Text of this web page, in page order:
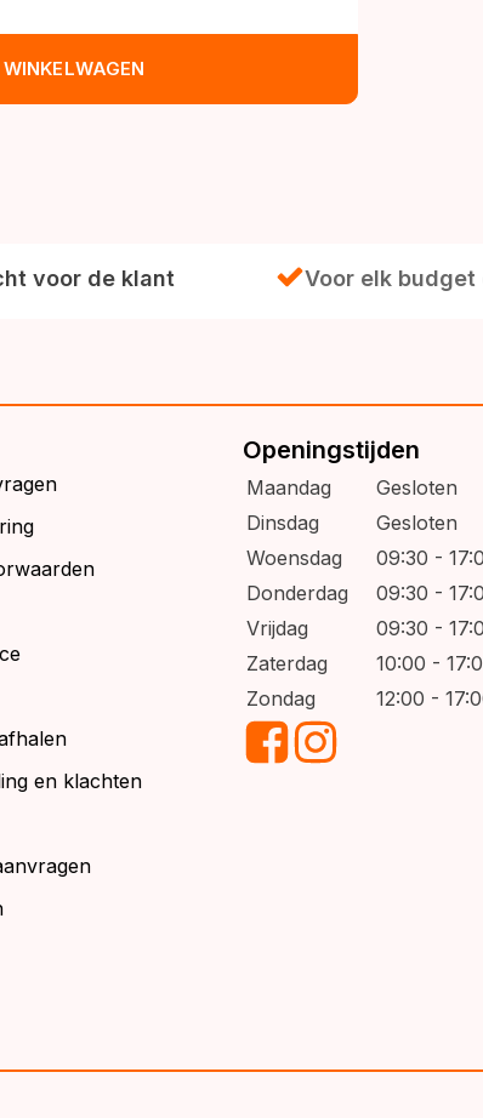
voor de klant Voor elk budget
en klachten
Openingstijden
Maandag
Gesloten
Dinsdag
Gesloten
Woensdag
09:30 -
Donderdag
09:30 -
Vrijdag
09:30 -
Zaterdag
10:00 -
Zondag
12:00 -